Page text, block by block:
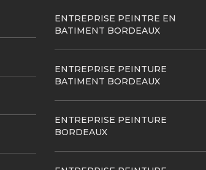
ENTREPRISE PEINTRE EN
BATIMENT BORDEAUX
ENTREPRISE PEINTURE
BATIMENT BORDEAUX
ENTREPRISE PEINTURE
BORDEAUX